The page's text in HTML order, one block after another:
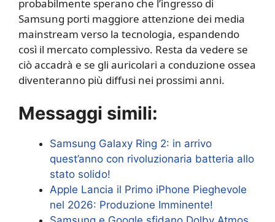
probabilmente sperano che l’ingresso di
Samsung porti maggiore attenzione dei media
mainstream verso la tecnologia, espandendo
così il mercato complessivo. Resta da vedere se
ciò accadrà e se gli auricolari a conduzione ossea
diventeranno più diffusi nei prossimi anni.
Messaggi simili:
Samsung Galaxy Ring 2: in arrivo
quest’anno con rivoluzionaria batteria allo
stato solido!
Apple Lancia il Primo iPhone Pieghevole
nel 2026: Produzione Imminente!